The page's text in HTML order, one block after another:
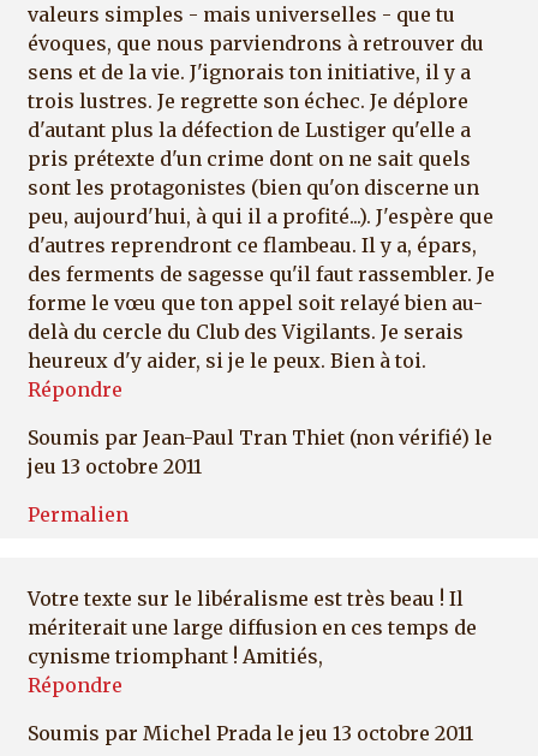
valeurs simples - mais universelles - que tu
évoques, que nous parviendrons à retrouver du
sens et de la vie. J'ignorais ton initiative, il y a
trois lustres. Je regrette son échec. Je déplore
d'autant plus la défection de Lustiger qu'elle a
pris prétexte d'un crime dont on ne sait quels
sont les protagonistes (bien qu'on discerne un
peu, aujourd'hui, à qui il a profité...). J'espère que
d'autres reprendront ce flambeau. Il y a, épars,
des ferments de sagesse qu'il faut rassembler. Je
forme le vœu que ton appel soit relayé bien au-
delà du cercle du Club des Vigilants. Je serais
heureux d'y aider, si je le peux. Bien à toi.
Répondre
Soumis par Jean-Paul Tran Thiet (non vérifié) le
jeu 13 octobre 2011
Permalien
Votre texte sur le libéralisme est très beau ! Il
mériterait une large diffusion en ces temps de
cynisme triomphant ! Amitiés,
Répondre
Soumis par Michel Prada le jeu 13 octobre 2011